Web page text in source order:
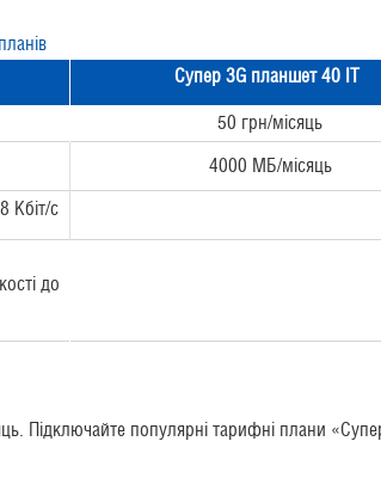
Супер 3G планшет 40 IT
50 грн/місяць
4000 МБ/місяць
Кбіт/с
до
Підключайте популярні тарифні плани